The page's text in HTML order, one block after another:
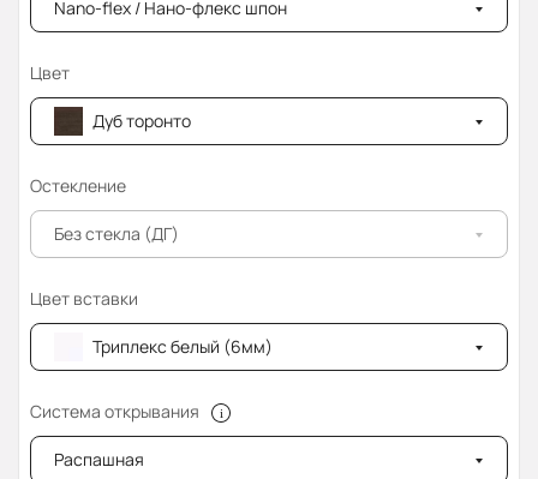
Nano-flex / Нано-флекс шпон
Цвет
Дуб торонто
Остекление
Без стекла (ДГ)
Цвет вставки
Триплекс белый (6мм)
Система открывания
Распашная